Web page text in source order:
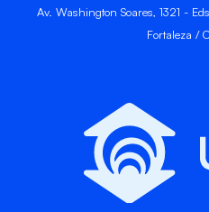
Av. Washington Soares, 1321 -
Fortaleza /